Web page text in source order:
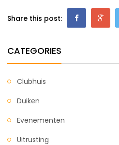
Share this post:
CATEGORIES
Clubhuis
Duiken
Evenementen
Uitrusting